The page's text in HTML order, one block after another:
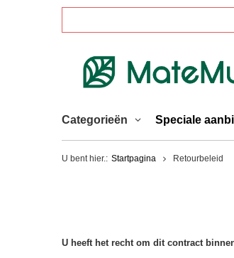
Categorieën Speciale
U bent hier.: Startpagina Retourbeleid
U heeft het recht om dit contract